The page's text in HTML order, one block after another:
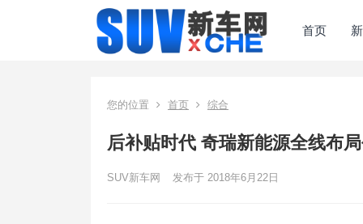
首页
您的位置 首页 综合
后补贴时代 奇瑞新能源全线布
SUV新车网 发布于 2018年6月22日